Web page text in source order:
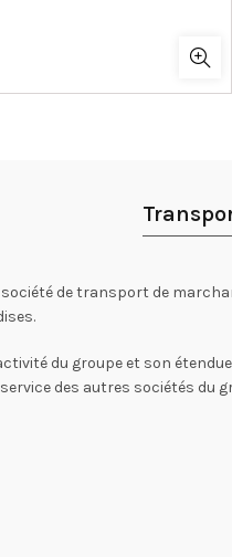
société de transport de
du groupe et son
des autres sociétés du